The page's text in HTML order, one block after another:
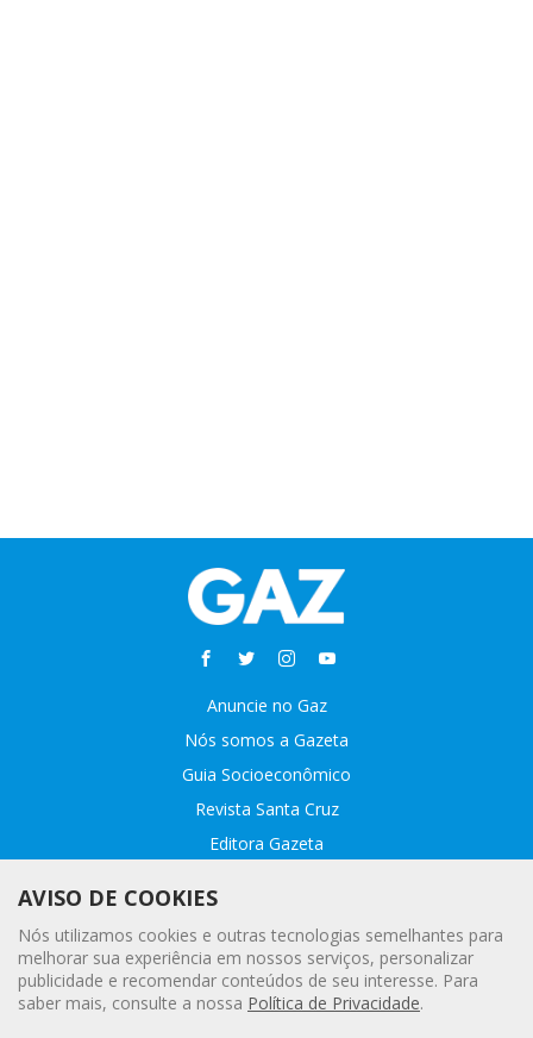
Anuncie no Gaz
Nós somos a Gazeta
Guia Socioeconômico
Revista Santa Cruz
Editora Gazeta
Fale conosco
Webmail
Assinatura Premiada
AVISO DE COOKIES
Nós utilizamos cookies e outras tecnologias semelhantes para
melhorar sua experiência em nossos serviços, personalizar
publicidade e recomendar conteúdos de seu interesse. Para
saber mais, consulte a nossa Política de Privacidade.